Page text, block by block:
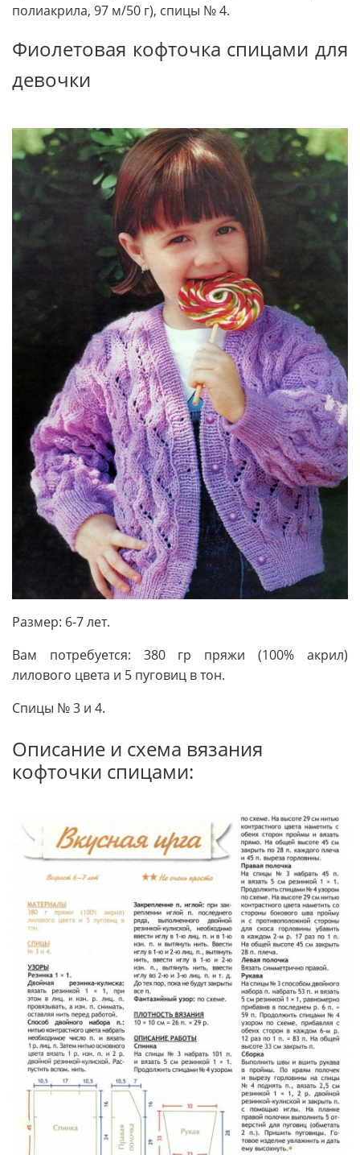
полиакрила, 97 м/50 г), спицы № 4.
Фиолетовая кофточка спицами для
девочки
Размер: 6-7 лет.
Вам потребуется: 380 гр пряжи (100% акрил)
лилового цвета и 5 пуговиц в тон.
Спицы № 3 и 4.
Описание и схема вязания
кофточки спицами: